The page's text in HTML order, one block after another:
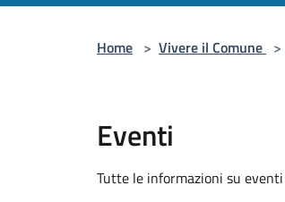
Home > Vivere il Comune >
Eventi
Tutte le informazioni su eventi